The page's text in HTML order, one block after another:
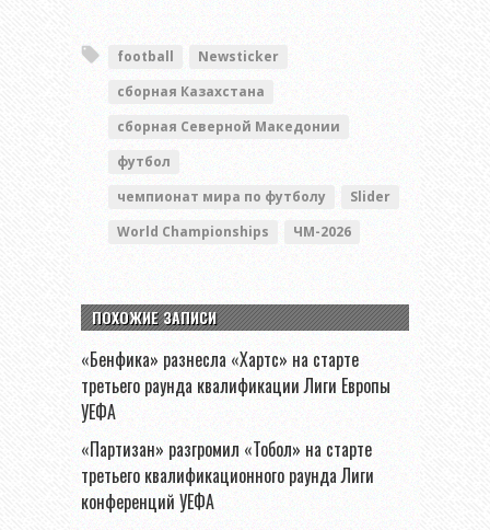
football
Newsticker
сборная Казахстана
сборная Северной Македонии
футбол
чемпионат мира по футболу
Slider
World Championships
ЧМ-2026
ПОХОЖИЕ ЗАПИСИ
«Бенфика» разнесла «Хартс» на старте
третьего раунда квалификации Лиги Европы
УЕФА
«Партизан» разгромил «Тобол» на старте
третьего квалификационного раунда Лиги
конференций УЕФА